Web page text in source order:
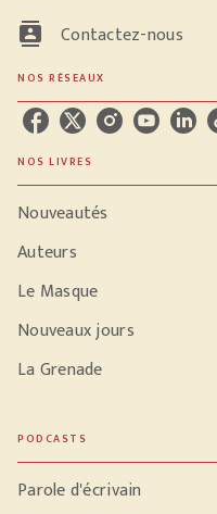
contacts Contactez-nous
NOS RÉSEAUX
NOS LIVRES
Nouveautés
Auteurs
Le Masque
Nouveaux jours
La Grenade
PODCASTS
Parole d'écrivain